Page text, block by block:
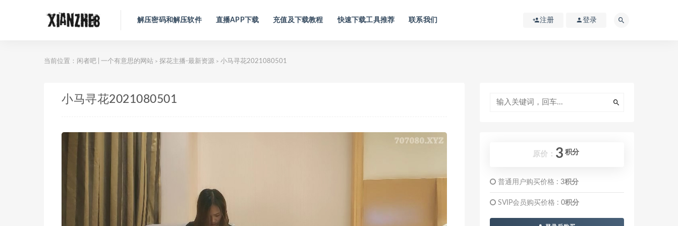
解压密码和解压软件 直播APP下载 充值及下载教程 快速下载工具推荐 联系我们 注册 登录
当前位置： 闲者吧 | 一个有意思的网站 > 探花主播-最新资源 > 小马寻花2021080501
小马寻花2021080501
原价： 3 积分
普通用户购买价格 : 3积分
SVIP会员购买价格 : 0积分